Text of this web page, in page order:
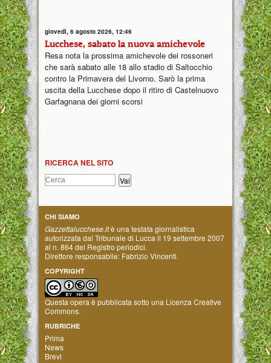
giovedì, 6 agosto 2026, 12:46
Lucchese, sabato la nuova amichevole
Resa nota la prossima amichevole dei rossoneri
che sarà sabato alle 18 allo stadio di Saltocchio
contro la Primavera del Livorno. Sarò la prima
uscita della Lucchese dopo il ritiro di Castelnuovo
Garfagnana dei giorni scorsi
RICERCA NEL SITO
CHI SIAMO
Gazzettalucchese.itè una testata giornalistica
autorizzata dal Tribunale di Lucca il 19 settembre 2007
al n. 864 del Registro periodici.
Direttore responsabile: Fabrizio Vincenti.
COPYRIGHT
Questa opera è pubblicata sotto una Licenza Creative
Commons.
RUBRICHE
Prima
News
Brevi